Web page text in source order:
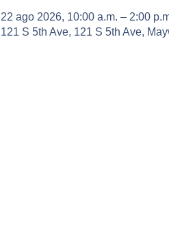
22 ago 2026, 10:00 a.m. – 2:00
121 S 5th Ave, 121 S 5th Ave,